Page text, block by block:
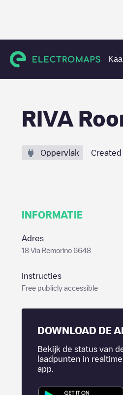
Charging stations
RIVA
Oppervlak Created
INFORMATIE
Adres
18 Via Remorino 6648
Instructies
Free publicly accessible
DOWNLOAD DE
Bekijk de status van
laadpunten in
app.